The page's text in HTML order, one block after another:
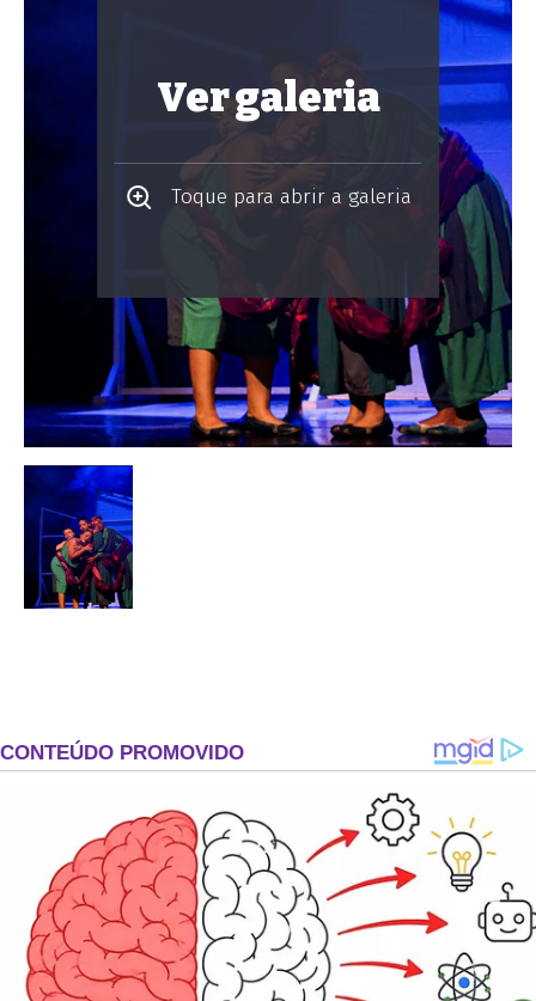
Ver galeria
Toque para abrir a galeria